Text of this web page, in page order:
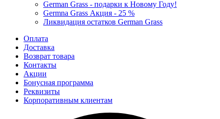
German Grass - подарки к Новому Году!
Germna Grass Акция - 25 %
Ликвидация остатков German Grass
Оплата
Доставка
Возврат товара
Контакты
Акции
Бонусная программа
Реквизиты
Корпоративным клиентам